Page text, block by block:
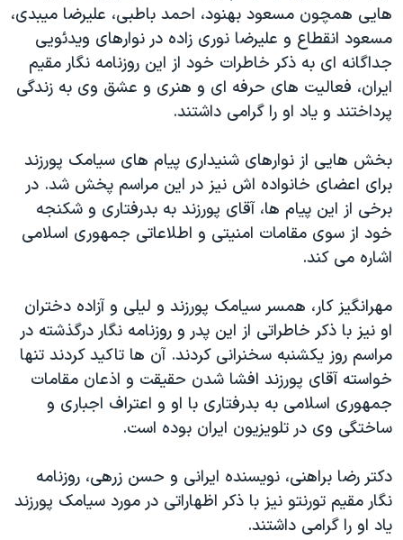
هایی همچون مسعود بهنود، احمد باطبی، علیرضا میبدی،
مسعود انقطاع و علیرضا نوری زاده در نوارهای ویدئویی
جداگانه ای به ذکر خاطرات خود از این روزنامه نگار مقیم
ایران، فعالیت های حرفه ای و هنری و عشق وی به زندگی
پرداختند و یاد او را گرامی داشتند.
بخش هایی از نوارهای شنیداری پیام های سیامک پورزند
برای اعضای خانواده اش نیز در این مراسم پخش شد. در
برخی از این پیام ها، آقای پورزند به بدرفتاری و شکنجه
خود از سوی مقامات امنیتی و اطلاعاتی جمهوری اسلامی
اشاره می کند.
مهرانگیز کار، همسر سیامک پورزند و لیلی و آزاده دختران
او نیز با ذکر خاطراتی از این پدر و روزنامه نگار درگذشته در
مراسم روز یکشنبه سخنرانی کردند. آن ها تاکید کردند تنها
خواسته آقای پورزند افشا شدن حقیقت و اذعان مقامات
جمهوری اسلامی به بدرفتاری با او و اعتراف اجباری و
ساختگی وی در تلویزیون ایران بوده است.
دکتر رضا براهنی، نویسنده ایرانی و حسن زرهی، روزنامه
نگار مقیم تورنتو نیز با ذکر اظهاراتی در مورد سیامک پورزند
یاد او را گرامی داشتند.